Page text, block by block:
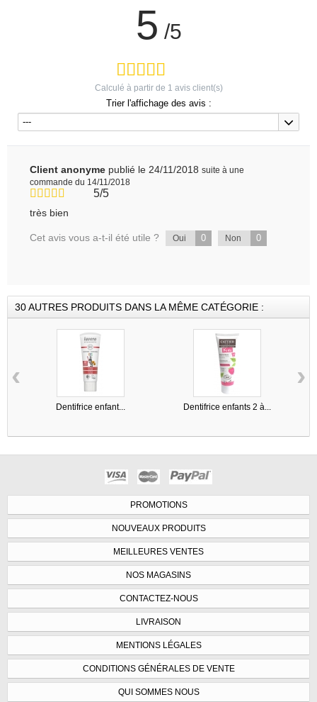
5 /5
Calculé à partir de 1 avis client(s)
Trier l'affichage des avis :
---
Client anonyme publié le 24/11/2018 suite à une
commande du 14/11/2018
5/5
très bien
Cet avis vous a-t-il été utile ? Oui 0 Non 0
30 AUTRES PRODUITS DANS LA MÊME CATÉGORIE :
Dentifrice enfant... Dentifrice enfants 2 à...
‹ ›
PROMOTIONS
NOUVEAUX PRODUITS
MEILLEURES VENTES
NOS MAGASINS
CONTACTEZ-NOUS
LIVRAISON
MENTIONS LÉGALES
CONDITIONS GÉNÉRALES DE VENTE
QUI SOMMES NOUS